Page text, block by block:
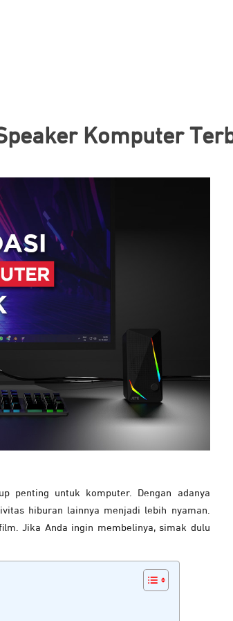
Komputer
penting untuk komputer. Dengan adanya
hiburan lainnya menjadi lebih nyaman.
Jika Anda ingin membelinya, simak dulu